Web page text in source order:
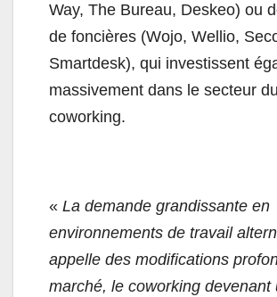
Way, The Bureau, Deskeo) ou
de foncières (Wojo, Wellio,
Smartdesk), qui investissent
massivement dans le secteur du
coworking.
« La demande grandissante en
environnements de travail
appelle des modifications
marché, le coworking devenant